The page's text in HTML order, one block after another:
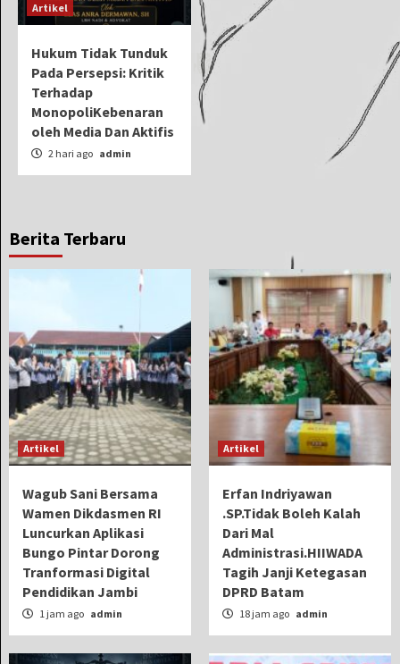
Artikel
Hukum Tidak Tunduk
Pada Persepsi: Kritik
Terhadap
MonopoliKebenaran
oleh Media Dan Aktifis
2 hari ago admin
Berita Terbaru
Artikel
Wagub Sani Bersama
Wamen Dikdasmen RI
Luncurkan Aplikasi
Bungo Pintar Dorong
Tranformasi Digital
Pendidikan Jambi
1 jam ago admin
Artikel
Erfan Indriyawan
.SP.Tidak Boleh Kalah
Dari Mal
Administrasi.HIIWADA
Tagih Janji Ketegasan
DPRD Batam
18 jam ago admin